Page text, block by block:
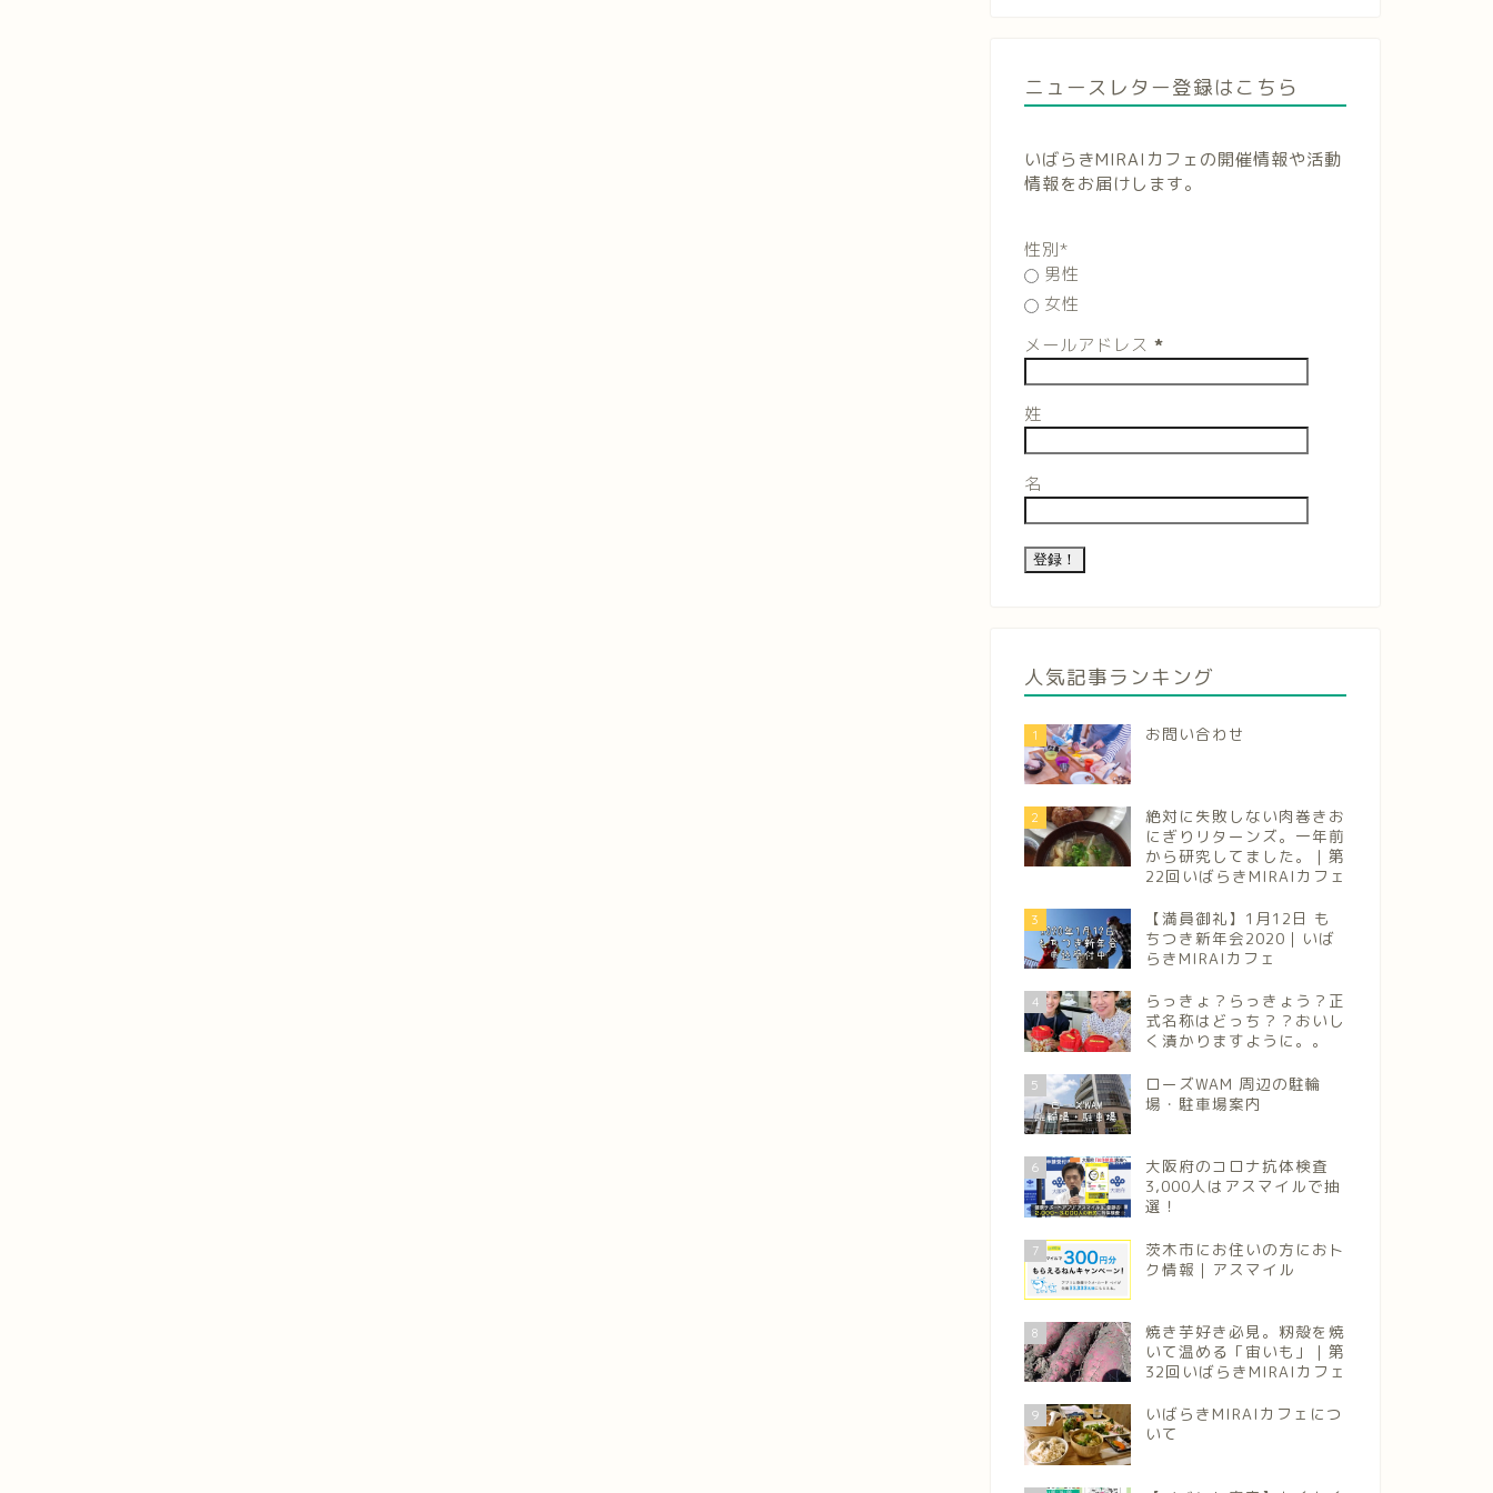
ニュースレター登録はこちら
いばらきMIRAIカフェの開催情報や活動
情報をお届けします。
性別*
男性
女性
メールアドレス *
姓
名
人気記事ランキング
1 お問い合わせ
2
絶対に失敗しない肉巻きお
にぎりリターンズ。一年前
から研究してました。｜第
22回いばらきMIRAIカフェ
3
【満員御礼】1月12日 も
ちつき新年会2020｜いば
らきMIRAIカフェ
4
らっきょ？らっきょう？正
式名称はどっち？？おいし
く漬かりますように。。
5
ローズWAM 周辺の駐輪
場・駐車場案内
6
大阪府のコロナ抗体検査
3,000人はアスマイルで抽
選！
7
茨木市にお住いの方におト
ク情報｜アスマイル
8
焼き芋好き必見。籾殻を焼
いて温める「宙いも」｜第
32回いばらきMIRAIカフェ
9
いばらきMIRAIカフェにつ
いて